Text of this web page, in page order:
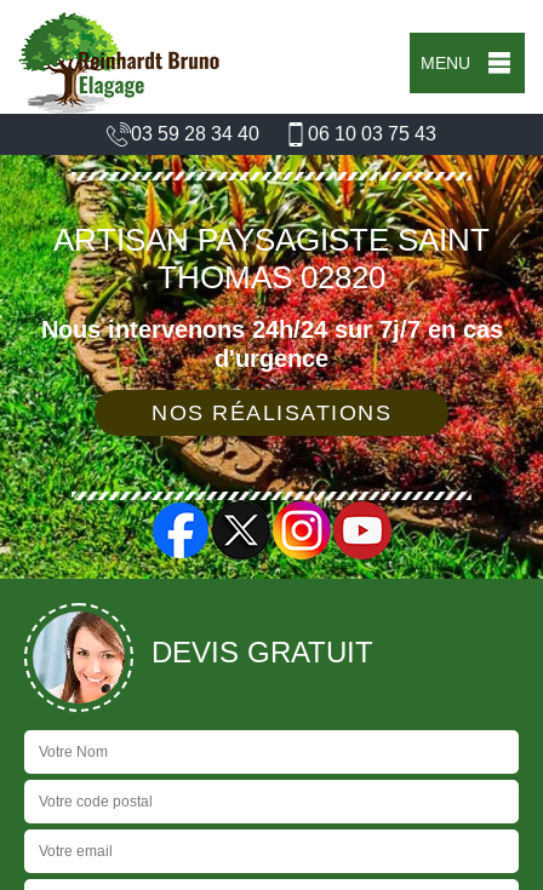
MENU
03 59 28 34 40 06 10 03 75 43
ARTISAN PAYSAGISTE SAINT
THOMAS 02820
Nous intervenons 24h/24 sur 7j/7 en cas
d'urgence
NOS RÉALISATIONS
DEVIS GRATUIT